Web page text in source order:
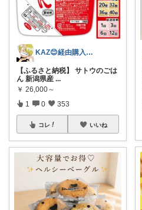
KAZ😊経由購入ありがとうございます✨
【ふるさと納税】 サトウのごは
ん 新潟県産 ...
￥ 26,000～
1 0 353
コレ いいね